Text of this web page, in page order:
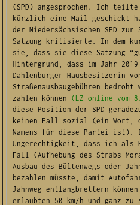
(SPD) angesprochen. Ich
kürzlich eine Mail geschickt
der Niedersächsischen SPD zur
Satzung kritisierte. In dem
sie, dass sie diese Satzung
Hintergrund, dass im Jahr
Dahlenburger Hausbesitzerin
Straßenausbaugebühren
zahlen können (LZ online vom
diese Position der SPD
keinen Fall sozial (ein Wort,
Namens für diese Partei ist).
Ungerechtigkeit, dass ich als
Fall (Aufhebung des Strabs-
Ausbau des Bültenwegs oder
bezahlen müsste, damit
Jahnweg entlangbrettern
erlaubten 50 km/h und ganz zu